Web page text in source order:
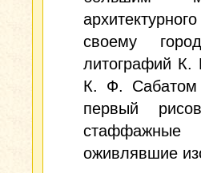
своему
литографий К.
К. Ф.
первый
стаффажные
оживлявшие